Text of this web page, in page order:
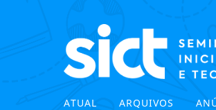
ATUAL ARQUIVOS